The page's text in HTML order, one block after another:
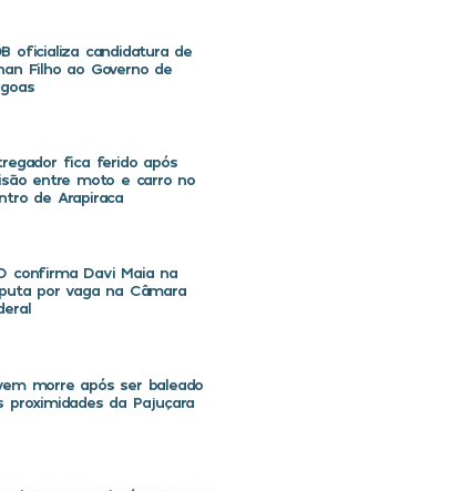
oficializa candidatura de
Filho ao Governo de
fica ferido após
entre moto e carro no
de Arapiraca
confirma Davi Maia na
por vaga na Câmara
morre após ser baleado
proximidades da Pajuçara